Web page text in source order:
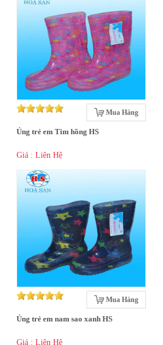
Mua Hàng
Ủng trẻ em Tim hồng HS
Giá : Liên Hệ
Mua Hàng
Ủng trẻ em nam sao xanh HS
Giá : Liên Hệ